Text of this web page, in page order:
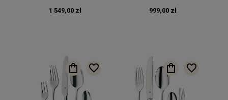
1 549,00 zł 999,00 zł